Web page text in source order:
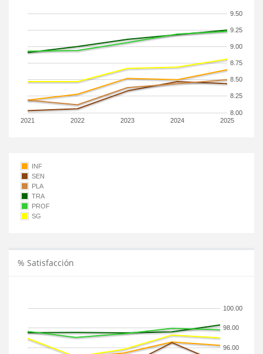
2021 2022 2023 2024 2025
8.00
8.25
8.50
8.75
9.00
9.25
9.50
INF
SEN
PLA
TRA
PROF
SG
% Satisfacción
96.00
98.00
100.00